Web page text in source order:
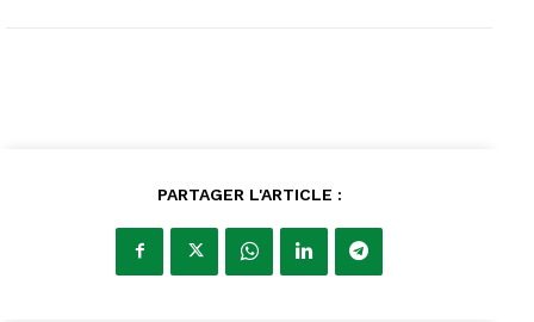
PARTAGER L'ARTICLE :